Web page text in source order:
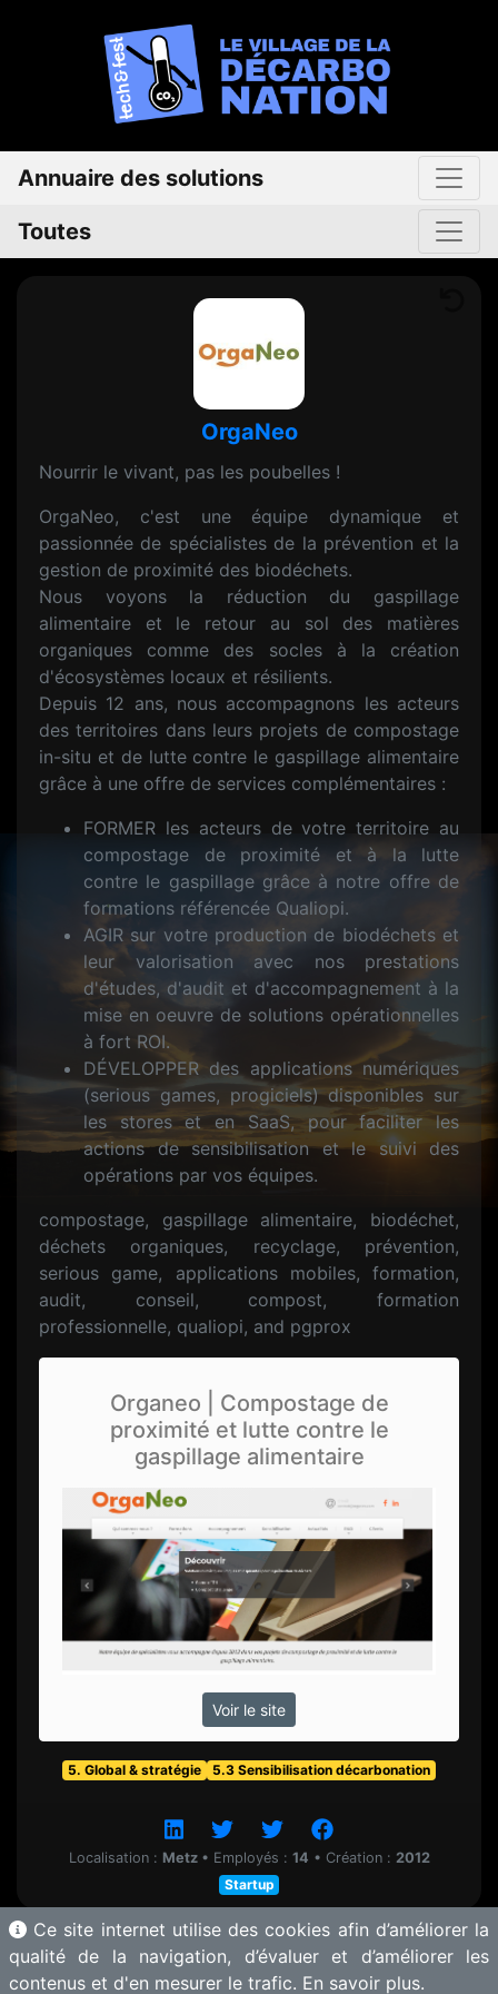
Annuaire des solutions
Toutes
OrgaNeo
Nourrir le vivant, pas les poubelles !
OrgaNeo, c'est une équipe dynamique et
passionnée de spécialistes de la prévention et la
gestion de proximité des biodéchets.
Nous voyons la réduction du gaspillage
alimentaire et le retour au sol des matières
organiques comme des socles à la création
d'écosystèmes locaux et résilients.
Depuis 12 ans, nous accompagnons les acteurs
des territoires dans leurs projets de compostage
in-situ et de lutte contre le gaspillage alimentaire
grâce à une offre de services complémentaires :
FORMER les acteurs de votre territoire au
compostage de proximité et à la lutte
contre le gaspillage grâce à notre offre de
formations référencée Qualiopi.
AGIR sur votre production de biodéchets et
leur valorisation avec nos prestations
d'études, d'audit et d'accompagnement à la
mise en oeuvre de solutions opérationnelles
à fort ROI.
DÉVELOPPER des applications numériques
(serious games, progiciels) disponibles sur
les stores et en SaaS, pour faciliter les
actions de sensibilisation et le suivi des
opérations par vos équipes.
compostage, gaspillage alimentaire, biodéchet,
déchets organiques, recyclage, prévention,
serious game, applications mobiles, formation,
audit, conseil, compost, formation
professionnelle, qualiopi, and pgprox
Organeo | Compostage de
proximité et lutte contre le
gaspillage alimentaire
Voir le site
5. Global & stratégie 5.3 Sensibilisation décarbonation
Localisation : Metz • Employés : 14 • Création : 2012
Startup
Ce site internet utilise des cookies afin d’améliorer la
qualité de la navigation, d’évaluer et d’améliorer les
contenus et d'en mesurer le trafic. En savoir plus.